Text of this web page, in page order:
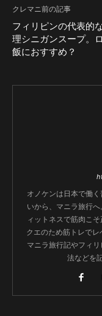
クレマニ前の記事
フィリピンの代表的
理シニガンスープ。
飯におすすめ？
オノケンは日本で働
いから、マニラ旅行
ィットネスで筋肉こ
クエのため筋トレでレ
マニラ旅行記やフィ
法などを